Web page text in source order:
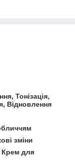
Тонізація,
Відновлення
зміни
Крем для